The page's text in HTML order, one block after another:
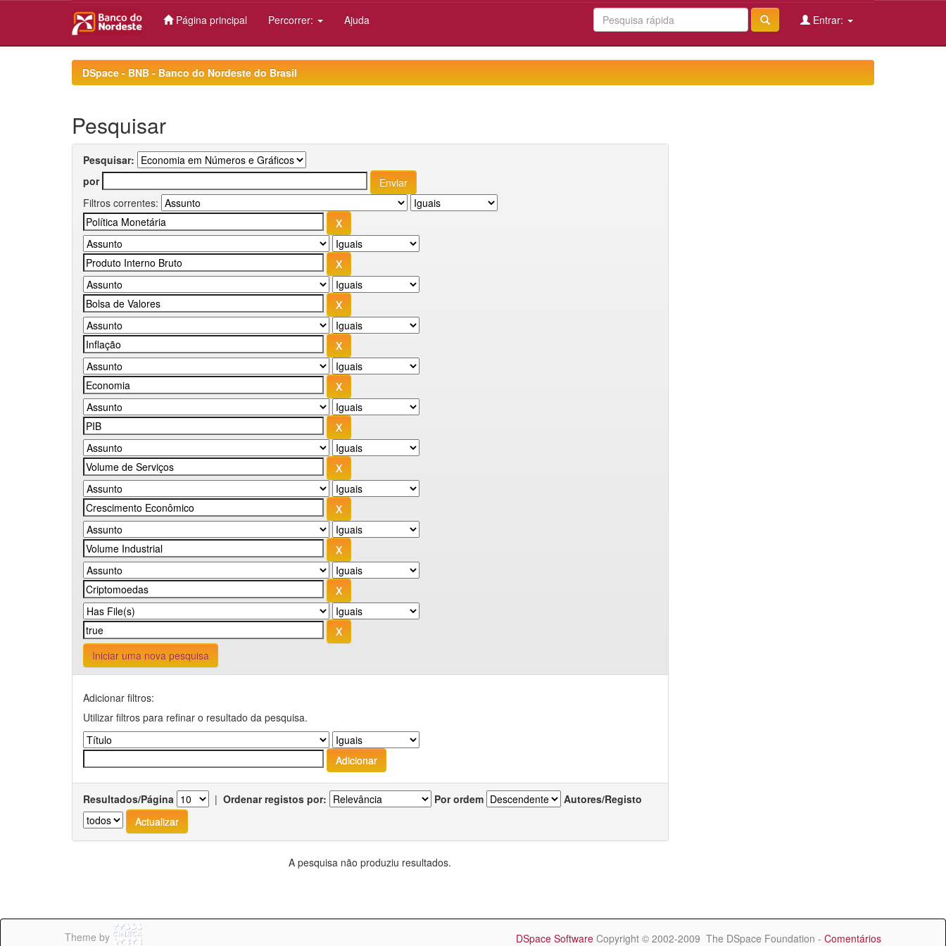
Página principal Percorrer: Ajuda Entrar:
DSpace - BNB - Banco do Nordeste do Brasil
Pesquisar
Pesquisar:
por
Filtros correntes:
Iniciar uma nova pesquisa
Adicionar filtros:
Utilizar filtros para refinar o resultado da pesquisa.
Resultados/Página | Ordenar registos por: Por ordem Autores/Registo
A pesquisa não produziu resultados.
Theme by DSpace Software Copyright © 2002-2009 The DSpace Foundation - Comentários